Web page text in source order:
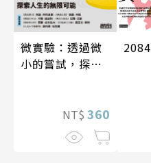
微實驗：透過微
小的嘗試，探索
NT$ 360
2084